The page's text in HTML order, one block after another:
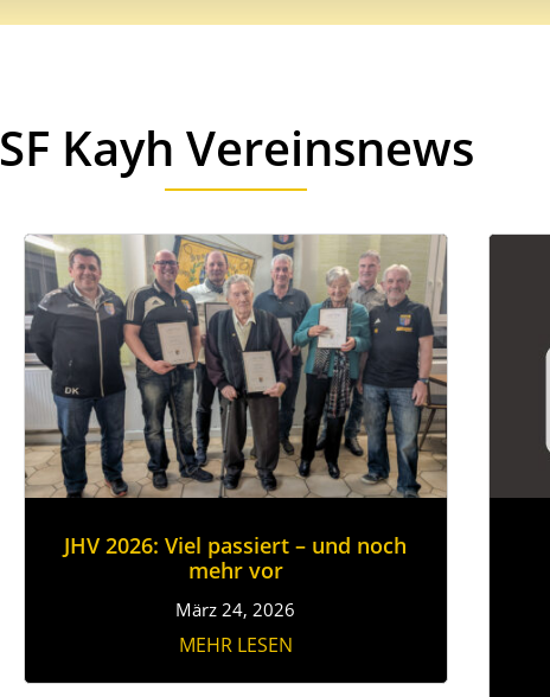
SF Kayh Vereinsnews
JHV 2026: Viel passiert – und noch
mehr vor
März 24, 2026
MEHR LESEN